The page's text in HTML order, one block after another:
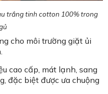
trắng tinh cotton 100% trong
cho môi trường giặt ủi
cao cấp, mát lạnh, sang
đặc biệt được ưa chuộng